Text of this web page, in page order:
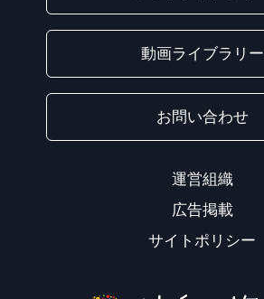
動画ライブラリー
お問い合わせ
運営組織
広告掲載
サイトポリシー